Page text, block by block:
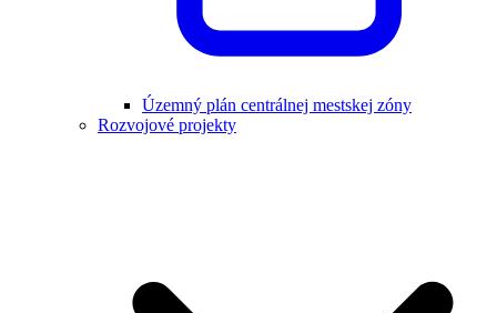
Územný plán centrálnej mestskej zóny
Rozvojové projekty